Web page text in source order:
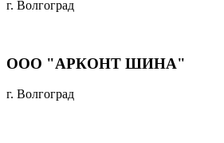
г. Волгоград
ООО "АРКОНТ ШИНА"
г. Волгоград